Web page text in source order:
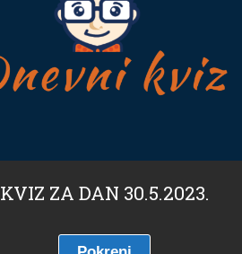
KVIZ ZA DAN 30.5.2023.